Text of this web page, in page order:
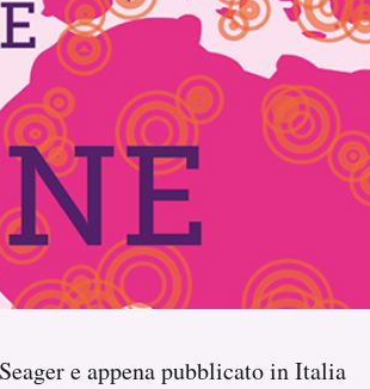
e appena pubblicato in Italia